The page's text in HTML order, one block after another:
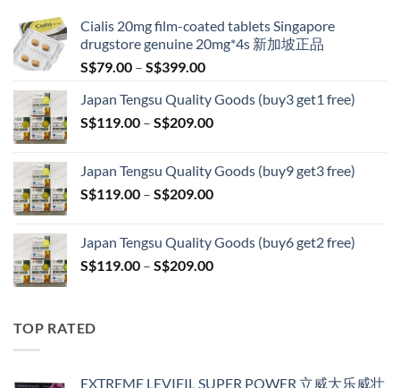
Cialis 20mg film-coated tablets Singapore
drugstore genuine 20mg*4s 新加坡正品
S$79.00 – S$399.00Price
S$79.00
through
Japan Tengsu Quality Goods (buy3 get1 free)
S$119.00 – S$209.00Price
through
S$209.00
Japan Tengsu Quality Goods (buy9 get3 free)
S$119.00 – S$209.00Price
through
S$209.00
Japan Tengsu Quality Goods (buy6 get2 free)
S$119.00 – S$209.00Price
TOP RATED
EXTREME LEVIFIL SUPER POWER 立威大乐威壮